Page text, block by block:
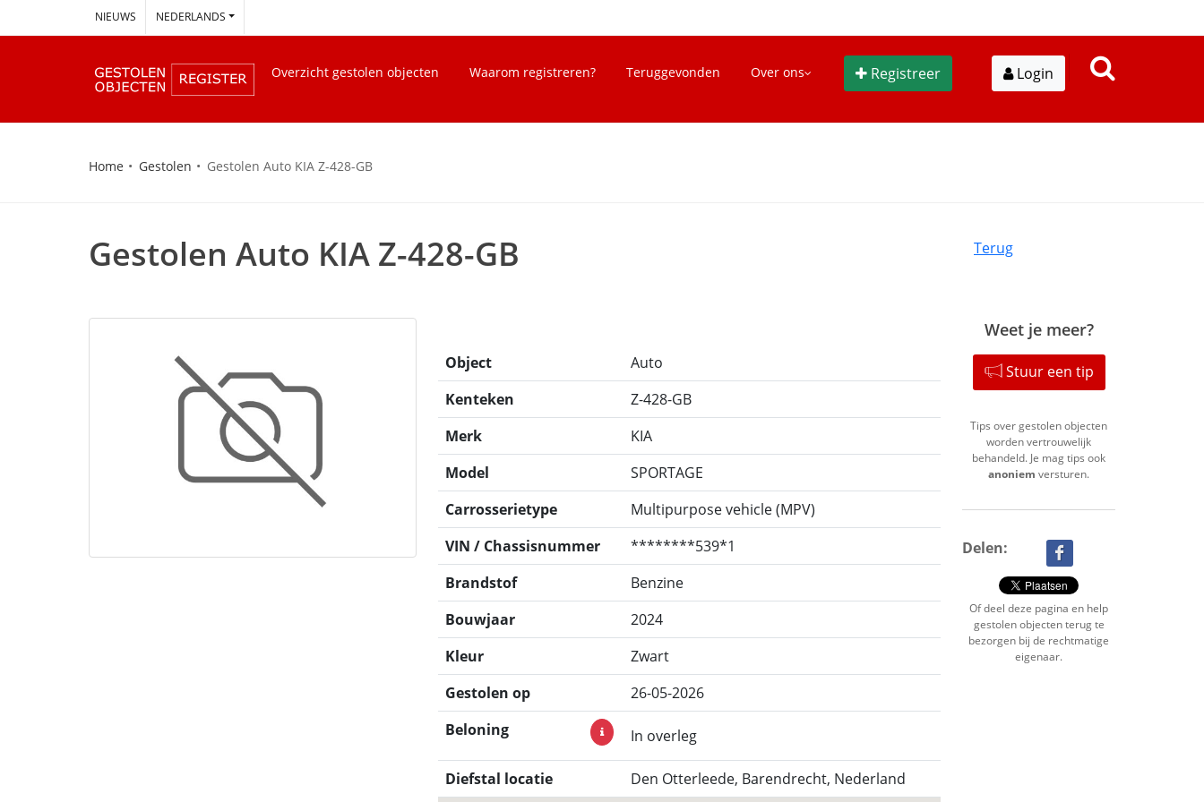
NIEUWS NEDERLANDS
Overzicht gestolen objecten Waarom registreren? Teruggevonden Over ons Registreer Login
Home Gestolen Gestolen Auto KIA Z-428-GB
Gestolen Auto KIA Z-428-GB Terug
Object
Auto
Kenteken
Z-428-GB
Merk
KIA
Model
SPORTAGE
Carrosserietype
Multipurpose vehicle (MPV)
VIN / Chassisnummer
********539*1
Brandstof
Benzine
Bouwjaar
2024
Kleur
Zwart
Gestolen op
26-05-2026
Beloning
In overleg
Diefstal locatie Den Otterleede, Barendrecht, Nederland
Weet je meer?
Stuur een tip
Tips over gestolen objecten
worden vertrouwelijk
behandeld. Je mag tips ook
anoniem versturen.
Delen:
Of deel deze pagina en help
gestolen objecten terug te
bezorgen bij de rechtmatige
eigenaar.